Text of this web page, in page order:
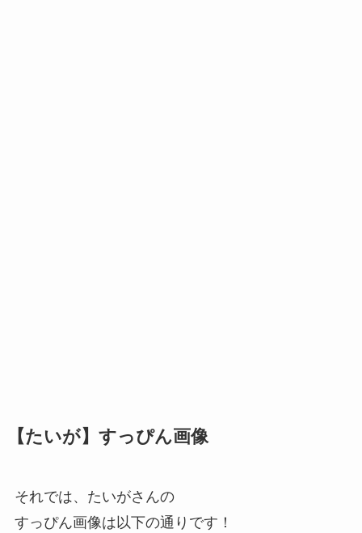
【たいが】すっぴん画像
それでは、たいがさんの
すっぴん画像は以下の通りです！